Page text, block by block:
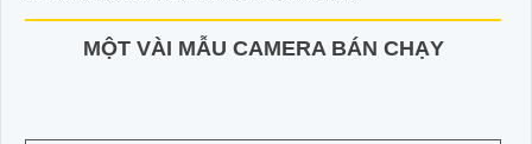
MỘT VÀI MẪU CAMERA BÁN CHẠY